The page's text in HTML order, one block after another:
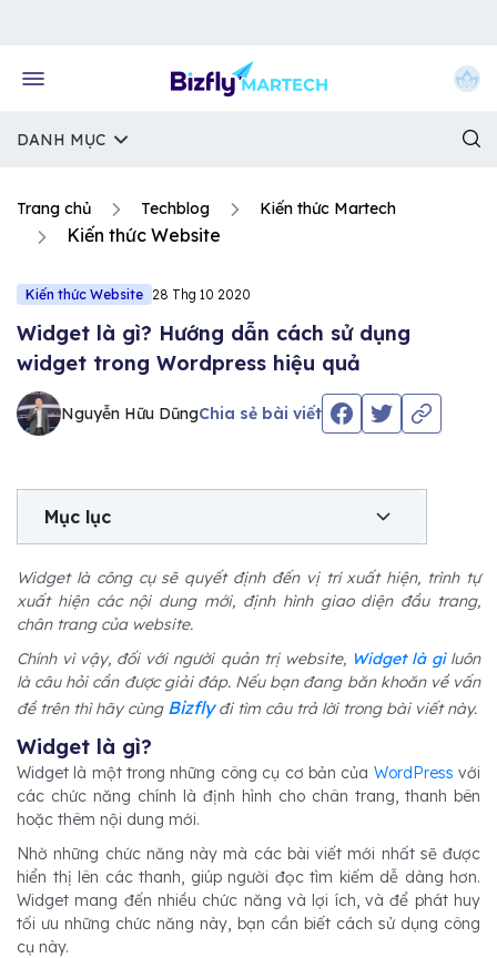
DANH MỤC
Trang chủ Techblog Kiến thức Martech
Kiến thức Website
Kiến thức Website 28 Thg 10 2020
Widget là gì? Hướng dẫn cách sử dụng
widget trong Wordpress hiệu quả
Nguyễn Hữu DũngChia sẻ bài viết
Mục lục
Widget là công cụ sẽ quyết định đến vị trí xuất hiện, trình tự
xuất hiện các nội dung mới, định hình giao diện đầu trang,
chân trang của website.
Chính vì vậy, đối với người quản trị website, Widget là gìluôn
là câu hỏi cần được giải đáp. Nếu bạn đang băn khoăn về vấn
đề trên thì hãy cùng Bizflyđi tìm câu trả lời trong bài viết này.
Widget là gì?
Widget là một trong những công cụ cơ bản của WordPress với
các chức năng chính là định hình cho chân trang, thanh bên
hoặc thêm nội dung mới.
Nhờ những chức năng này mà các bài viết mới nhất sẽ được
hiển thị lên các thanh, giúp người đọc tìm kiếm dễ dàng hơn.
Widget mang đến nhiều chức năng và lợi ích, và để phát huy
tối ưu những chức năng này, bạn cần biết cách sử dụng công
cụ này.